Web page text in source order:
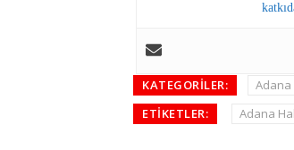
KATEGORILER: Adana
ETIKETLER:
Adana